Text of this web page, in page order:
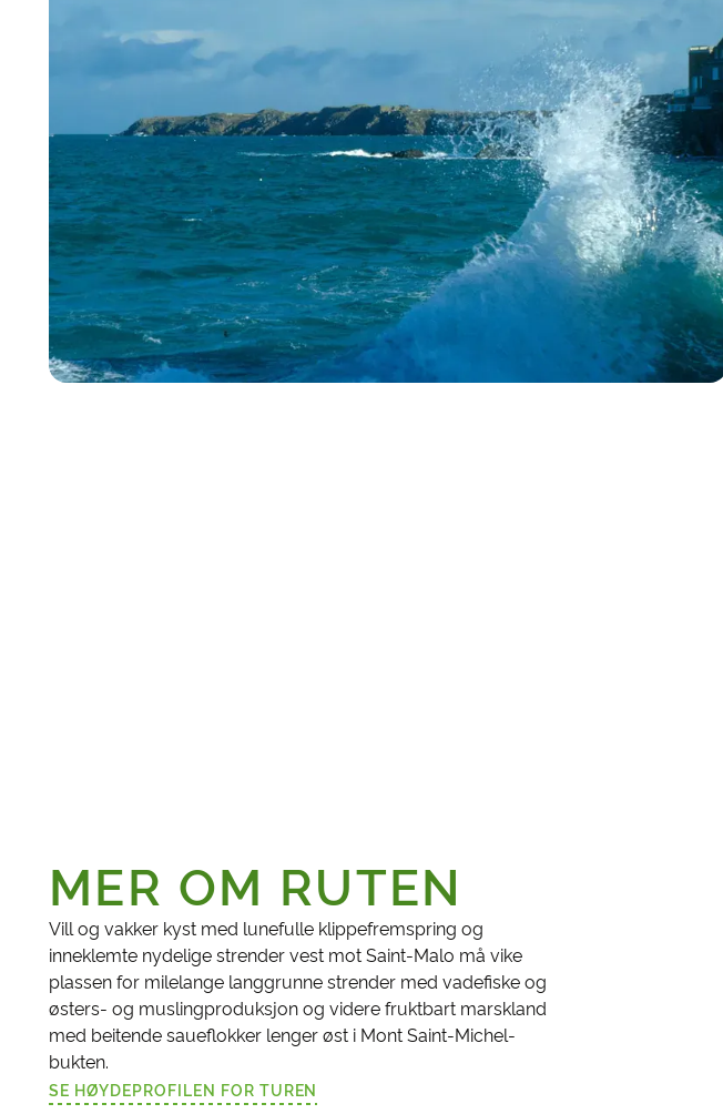
MER OM RUTEN
Vill og vakker kyst med lunefulle klippefremspring og
inneklemte nydelige strender vest mot Saint-Malo må vike
plassen for milelange langgrunne strender med vadefiske og
østers- og muslingproduksjon og videre fruktbart marskland
med beitende saueflokker lenger øst i Mont Saint-Michel-
bukten.
SE HØYDEPROFILEN FOR TUREN